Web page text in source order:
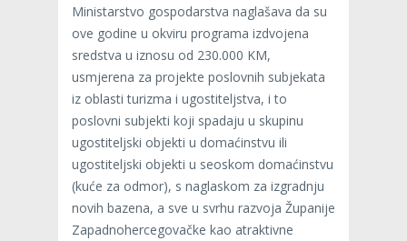
Ministarstvo gospodarstva naglašava da su
ove godine u okviru programa izdvojena
sredstva u iznosu od 230.000 KM,
usmjerena za projekte poslovnih subjekata
iz oblasti turizma i ugostiteljstva, i to
poslovni subjekti koji spadaju u skupinu
ugostiteljski objekti u domaćinstvu ili
ugostiteljski objekti u seoskom domaćinstvu
(kuće za odmor), s naglaskom za izgradnju
novih bazena, a sve u svrhu razvoja Županije
Zapadnohercegovačke kao atraktivne